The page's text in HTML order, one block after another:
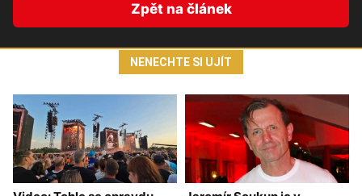
Zpět na článek
NENECHTE SI UJÍT